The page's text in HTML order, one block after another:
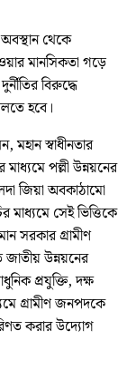
থেকে
মানসিকতা গড়ে
বিরুদ্ধে
হবে।
মহান স্বাধীনতার
পল্লী উন্নয়নের
জিয়া অবকাঠামো
সেই ভিত্তিকে
সরকার গ্রামীণ
জাতীয় উন্নয়নের
প্রযুক্তি, দক্ষ
গ্রামীণ জনপদকে
করার উদ্যোগ